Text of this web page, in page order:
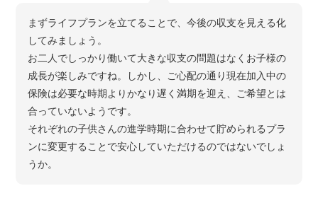
まずライフプランを立てることで、今後の収支を見える化
してみましょう。
お二人でしっかり働いて大きな収支の問題はなくお子様の
成長が楽しみですね。しかし、ご心配の通り現在加入中の
保険は必要な時期よりかなり遅く満期を迎え、ご希望とは
合っていないようです。
それぞれの子供さんの進学時期に合わせて貯められるプラ
ンに変更することで安心していただけるのではないでしょ
うか。